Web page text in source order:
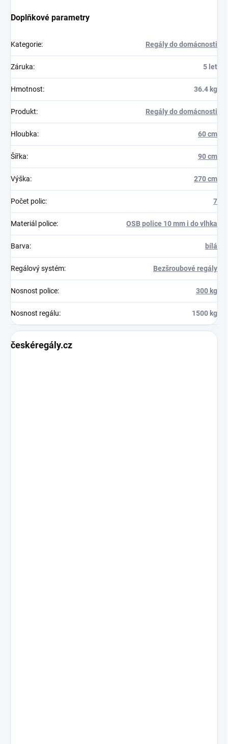
Doplňkové parametry
Kategorie: Regály do domácnosti
Záruka: 5 let
Hmotnost: 36.4 kg
Produkt: Regály do domácnosti
Hloubka: 60 cm
Šířka: 90 cm
Výška: 270 cm
Počet polic: 7
Materiál police: OSB police 10 mm i do vlhka
Barva: bílá
Regálový systém: Bezšroubové regály
Nosnost police: 300 kg
Nosnost regálu: 1500 kg
českéregály.cz